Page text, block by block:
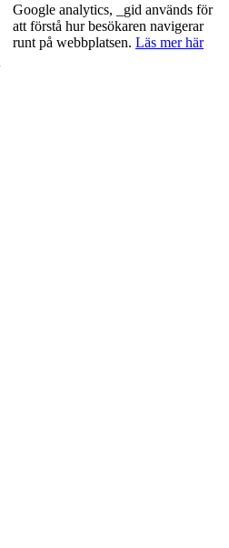
Google analytics, _gid används för
att förstå hur besökaren navigerar
runt på webbplatsen. Läs mer här